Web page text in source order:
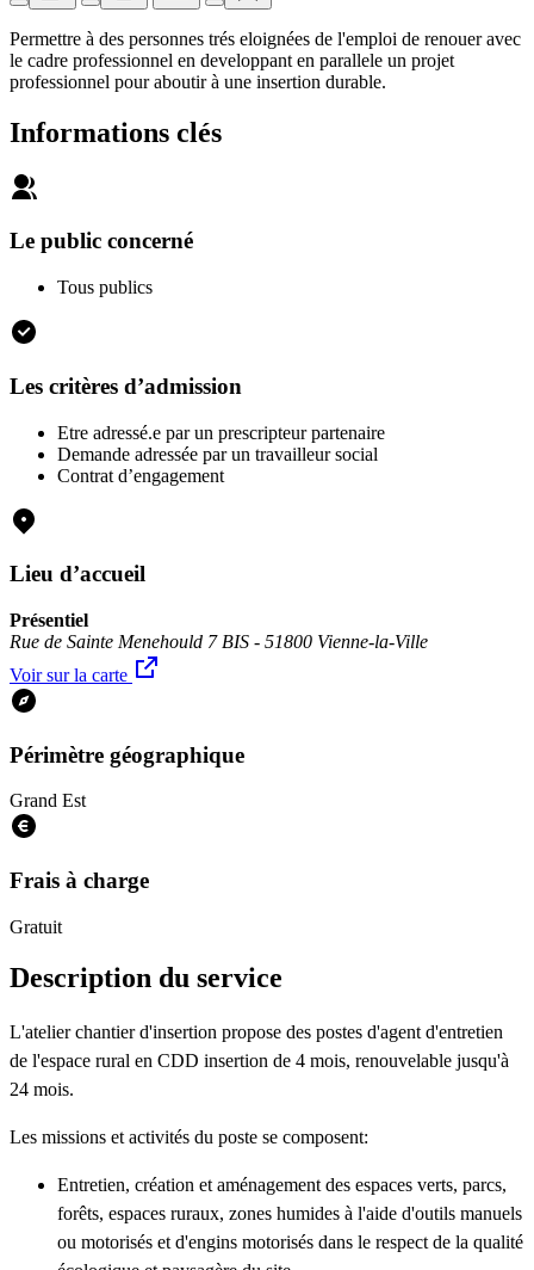
Permettre à des personnes trés eloignées de l'emploi de renouer avec
le cadre professionnel en developpant en parallele un projet
professionnel pour aboutir à une insertion durable.
Informations clés
Le public concerné
Tous publics
Les critères d’admission
Etre adressé.e par un prescripteur partenaire
Demande adressée par un travailleur social
Contrat d’engagement
Lieu d’accueil
Présentiel
Rue de Sainte Menehould 7 BIS - 51800 Vienne-la-Ville
Voir sur la carte
Périmètre géographique
Grand Est
Frais à charge
Gratuit
Description du service
L'atelier chantier d'insertion propose des postes d'agent d'entretien
de l'espace rural en CDD insertion de 4 mois, renouvelable jusqu'à
24 mois.
Les missions et activités du poste se composent:
Entretien, création et aménagement des espaces verts, parcs,
forêts, espaces ruraux, zones humides à l'aide d'outils manuels
ou motorisés et d'engins motorisés dans le respect de la qualité